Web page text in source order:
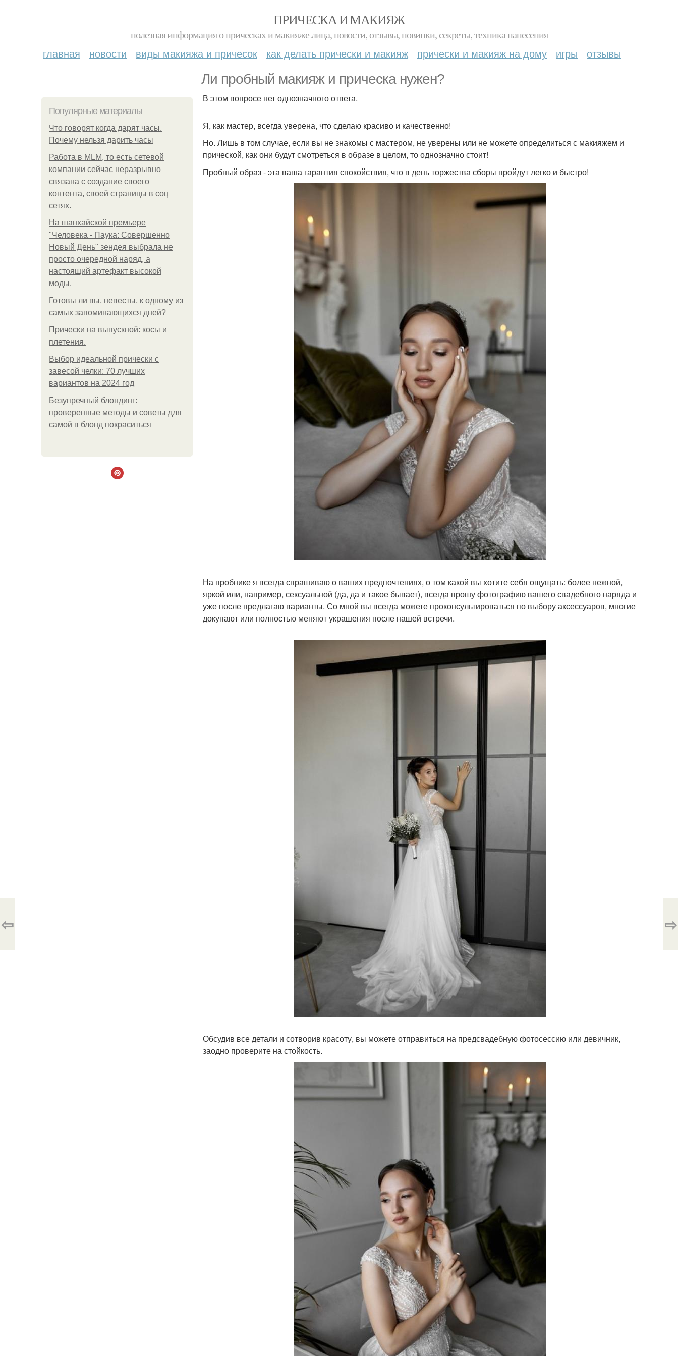
ПРИЧЕСКА И МАКИЯЖ
полезная информация о прическах и макияже лица, новости, отзывы, новинки, секреты, техника нанесения
главная новости виды макияжа и причесок как делать прически и макияж прически и макияж на дому игры отзывы
Ли пробный макияж и прическа нужен?
Популярные материалы
Что говорят когда дарят часы.
Почему нельзя дарить часы
Работа в MLM, то есть сетевой
компании сейчас неразрывно
связана с создание своего
контента, своей страницы в соц
сетях.
На шанхайской премьере
"Человека - Паука: Совершенно
Новый День" зендея выбрала не
просто очередной наряд, а
настоящий артефакт высокой
моды.
Готовы ли вы, невесты, к одному из
самых запоминающихся дней?
Прически на выпускной: косы и
плетения.
Выбор идеальной прически с
завесой челки: 70 лучших
вариантов на 2024 год
Безупречный блондинг:
проверенные методы и советы для
самой в блонд покраситься
В этом вопросе нет однозначного ответа.
Я, как мастер, всегда уверена, что сделаю красиво и качественно!
Но. Лишь в том случае, если вы не знакомы с мастером, не уверены или не можете определиться с макияжем и
прической, как они будут смотреться в образе в целом, то однозначно стоит!
Пробный образ - эта ваша гарантия спокойствия, что в день торжества сборы пройдут легко и быстро!
На пробнике я всегда спрашиваю о ваших предпочтениях, о том какой вы хотите себя ощущать: более нежной,
яркой или, например, сексуальной (да, да и такое бывает), всегда прошу фотографию вашего свадебного наряда и
уже после предлагаю варианты. Со мной вы всегда можете проконсультироваться по выбору аксессуаров, многие
докупают или полностью меняют украшения после нашей встречи.
Обсудив все детали и сотворив красоту, вы можете отправиться на предсвадебную фотосессию или девичник,
заодно проверите на стойкость.
⇦ ⇨